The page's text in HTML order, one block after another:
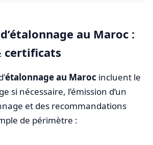
au Maroc :
certificats
étalonnage au Maroc incluent le
si nécessaire, l’émission d’un
et des recommandations
de périmètre :